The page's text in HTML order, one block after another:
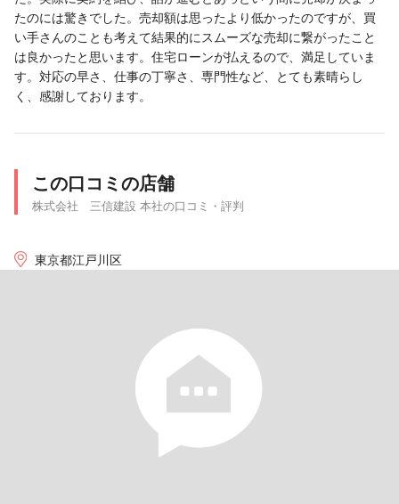
たのには驚きでした。売却額は思ったより低かったのですが、買
い手さんのことも考えて結果的にスムーズな売却に繋がったこと
は良かったと思います。住宅ローンが払えるので、満足していま
す。対応の早さ、仕事の丁寧さ、専門性など、とても素晴らし
く、感謝しております。
この口コミの店舗
株式会社 三信建設 本社の口コミ・評判
東京都江戸川区